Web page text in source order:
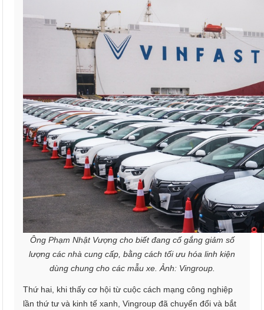
Ông Phạm Nhật Vượng cho biết đang cố gắng giảm số
lượng các nhà cung cấp, bằng cách tối ưu hóa linh kiện
dùng chung cho các mẫu xe. Ảnh: Vingroup.
Thứ hai, khi thấy cơ hội từ cuộc cách mạng công nghiệp
lần thứ tư và kinh tế xanh, Vingroup đã chuyển đổi và bắt